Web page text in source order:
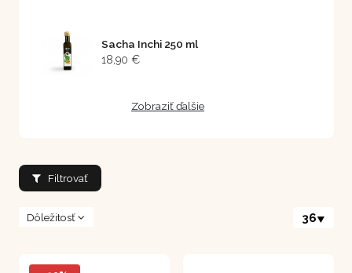
Sacha Inchi 250 ml
18,90 €
Zobraziť ďalšie
Filtrovať
Dôležitosť 36